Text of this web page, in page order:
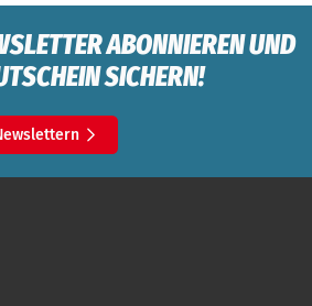
ABONNIEREN UND
SICHERN!